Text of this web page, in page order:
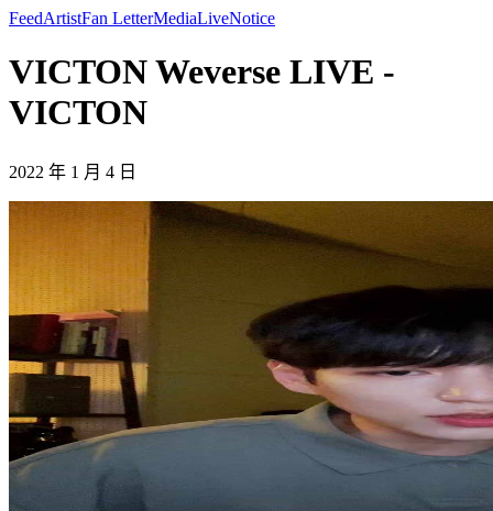
FeedArtistFan LetterMediaLiveNotice
VICTON Weverse LIVE -
VICTON
2022 年 1 月 4 日